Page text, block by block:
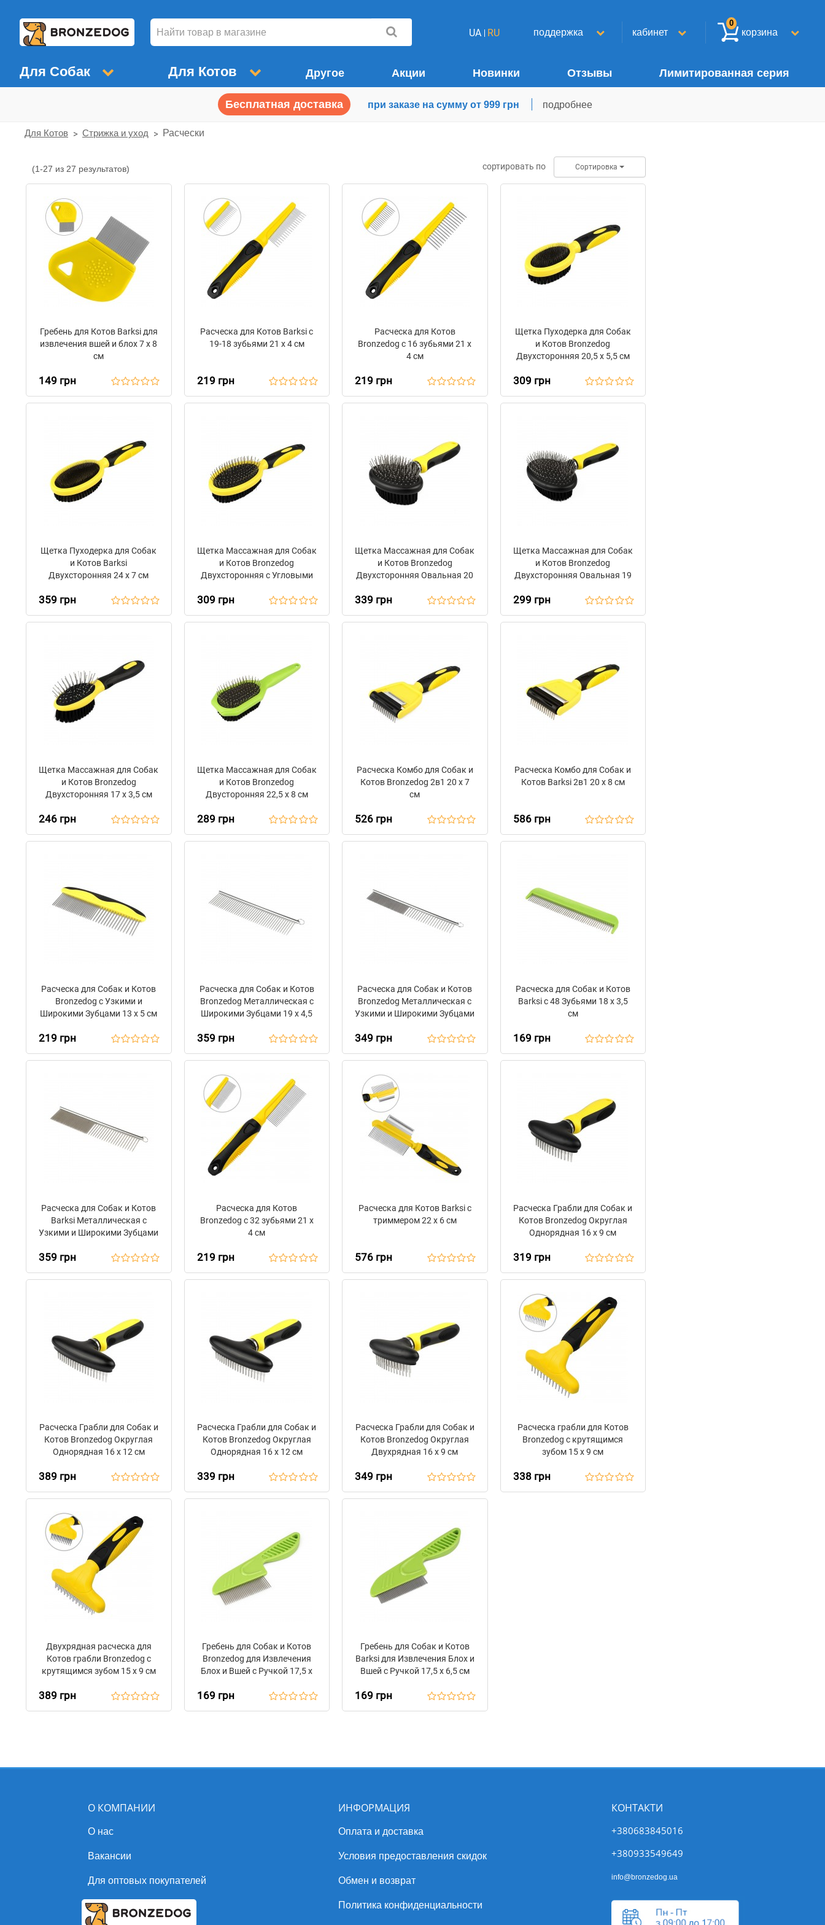
UA RU поддержка кабинет корзина
0
Для Собак Для Котов Другое Акции Новинки Отзывы Лимитированная серия
Бесплатная доставка при заказе на сумму от 999 грн подробнее
Для Котов Стрижка и уход Расчески
Расчески
(1-27 из 27 результатов) сортировать по Сортировка
Гребень для Котов Barksi для
извлечения вшей и блох 7 х 8
см
149 грн
Расческа для Котов Barksi с
19-18 зубьями 21 х 4 см
219 грн
Расческа для Котов
Bronzedog с 16 зубьями 21 х
4 см
219 грн
Щетка Пуходерка для Собак
и Котов Bronzedog
Двухсторонняя 20,5 х 5,5 см
309 грн
Щетка Пуходерка для Собак
и Котов Barksi
Двухсторонняя 24 х 7 см
359 грн
Щетка Массажная для Собак
и Котов Bronzedog
Двухсторонняя с Угловыми
309 грн
Щетка Массажная для Собак
и Котов Bronzedog
Двухсторонняя Овальная 20
339 грн
Щетка Массажная для Собак
и Котов Bronzedog
Двухсторонняя Овальная 19
299 грн
Щетка Массажная для Собак
и Котов Bronzedog
Двухсторонняя 17 х 3,5 см
246 грн
Щетка Массажная для Собак
и Котов Bronzedog
Двусторонняя 22,5 х 8 см
289 грн
Расческа Комбо для Собак и
Котов Bronzedog 2в1 20 х 7
см
526 грн
Расческа Комбо для Собак и
Котов Barksi 2в1 20 х 8 см
586 грн
Расческа для Собак и Котов
Bronzedog с Узкими и
Широкими Зубцами 13 х 5 см
219 грн
Расческа для Собак и Котов
Bronzedog Металлическая с
Широкими Зубцами 19 х 4,5
359 грн
Расческа для Собак и Котов
Bronzedog Металлическая с
Узкими и Широкими Зубцами
349 грн
Расческа для Собак и Котов
Barksi с 48 Зубьями 18 х 3,5
см
169 грн
Расческа для Собак и Котов
Barksi Металлическая с
Узкими и Широкими Зубцами
359 грн
Расческа для Котов
Bronzedog с 32 зубьями 21 х
4 см
219 грн
Расческа для Котов Barksi с
триммером 22 х 6 см
576 грн
Расческа Грабли для Собак и
Котов Bronzedog Округлая
Однорядная 16 х 9 см
319 грн
Расческа Грабли для Собак и
Котов Bronzedog Округлая
Однорядная 16 х 12 см
389 грн
Расческа Грабли для Собак и
Котов Bronzedog Округлая
Однорядная 16 х 12 см
339 грн
Расческа Грабли для Собак и
Котов Bronzedog Округлая
Двухрядная 16 х 9 см
349 грн
Расческа грабли для Котов
Bronzedog с крутящимся
зубом 15 х 9 см
338 грн
Двухрядная расческа для
Котов грабли Bronzedog с
крутящимся зубом 15 х 9 см
389 грн
Гребень для Собак и Котов
Bronzedog для Извлечения
Блох и Вшей с Ручкой 17,5 х
169 грн
Гребень для Собак и Котов
Barksi для Извлечения Блох и
Вшей с Ручкой 17,5 х 6,5 см
169 грн
О КОМПАНИИ
О нас
Вакансии
Для оптовых покупателей
ИНФОРМАЦИЯ
Оплата и доставка
Условия предоставления скидок
Обмен и возврат
Политика конфиденциальности
КОНТАКТИ
+380683845016
+380933549649
info@bronzedog.ua